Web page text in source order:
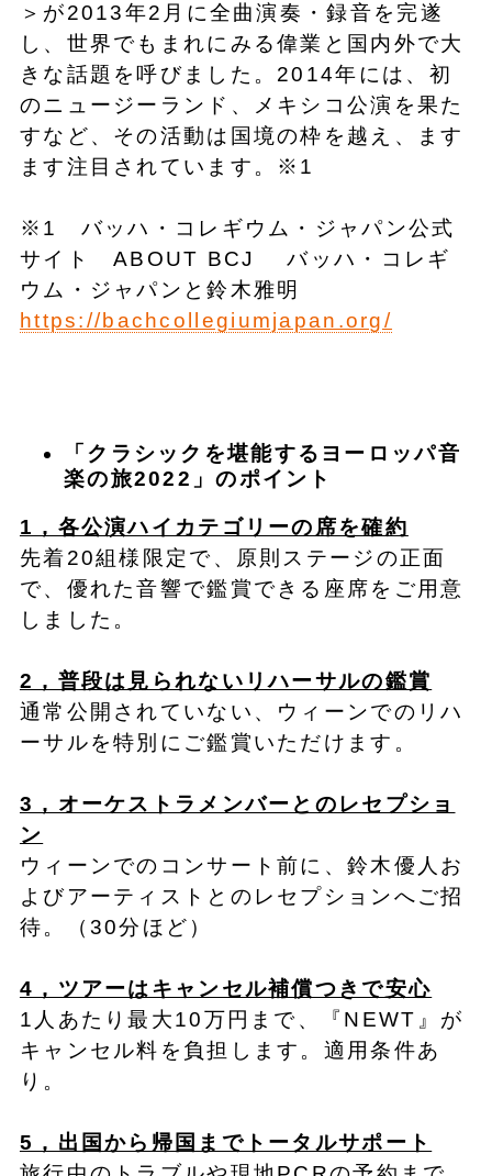
＞が2013年2月に全曲演奏・録音を完遂
し、世界でもまれにみる偉業と国内外で大
きな話題を呼びました。2014年には、初
のニュージーランド、メキシコ公演を果た
すなど、その活動は国境の枠を越え、ます
ます注目されています。※1
※1 バッハ・コレギウム・ジャパン公式
サイト ABOUT BCJ バッハ・コレギ
ウム・ジャパンと鈴木雅明
https://bachcollegiumjapan.org/
「クラシックを堪能するヨーロッパ音
楽の旅2022」のポイント
1，各公演ハイカテゴリーの席を確約
先着20組様限定で、原則ステージの正面
で、優れた音響で鑑賞できる座席をご用意
しました。
2，普段は見られないリハーサルの鑑賞
通常公開されていない、ウィーンでのリハ
ーサルを特別にご鑑賞いただけます。
3，オーケストラメンバーとのレセプショ
ン
ウィーンでのコンサート前に、鈴木優人お
よびアーティストとのレセプションへご招
待。（30分ほど）
4，ツアーはキャンセル補償つきで安心
1人あたり最大10万円まで、『NEWT』が
キャンセル料を負担します。適用条件あ
り。
5，出国から帰国までトータルサポート